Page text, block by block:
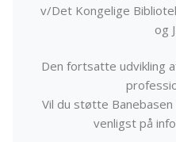
v/Det Kongelige
og
Den fortsatte udvikling
Vil du støtte
venligst på